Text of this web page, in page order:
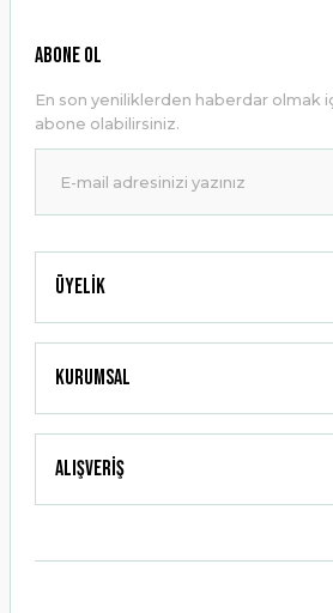
Ürün resmi kalitesiz, bozuk veya
Ürün bilgilerinde hatalar bulunuyor.
Ürün fiyatı diğer sitelerden daha pahalı.
Bu ürüne benzer farklı alternatifler
Gönder
Üyelik
Kurumsal
Alışveriş
ABONE OL
En son yeniliklerden haberdar olmak
abone olabilirsiniz.